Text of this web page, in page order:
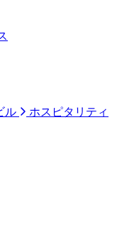
ル ホスピタリティ